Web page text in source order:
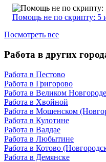
Помощь не по скрипту: 5
Посмотреть все
Работа в других
Работа в Пестово
Работа в Григорово
Работа в Великом Новгороде
Работа в Хвойной
Работа в Мошенском
Работа в Кулотине
Работа в Валдае
Работа в Любытине
Работа в Котово
Работа в Демянске